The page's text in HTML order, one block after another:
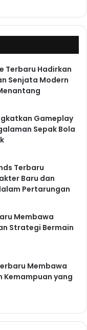
Terbaru Hadirkan
Senjata Modern
Gameplay
Sepak Bola
Terbaru
Baru dan
Pertarungan
Membawa
Strategi Bermain
Membawa
Kemampuan yang